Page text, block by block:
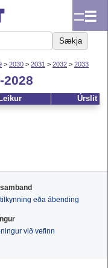
☰
Sækja
> 2030 > 2031 > 2032 > 2033
Leikur Úrslit
eða ábending
við vefinn